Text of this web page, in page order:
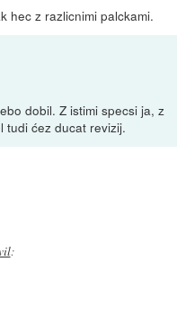
hec z razlicnimi palckami.
dobil. Z istimi specsi ja, z
tudi ćez ducat revizij.
: